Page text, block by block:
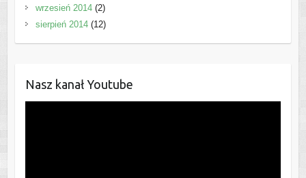
wrzesień 2014(2)
sierpień 2014(12)
Nasz kanał Youtube